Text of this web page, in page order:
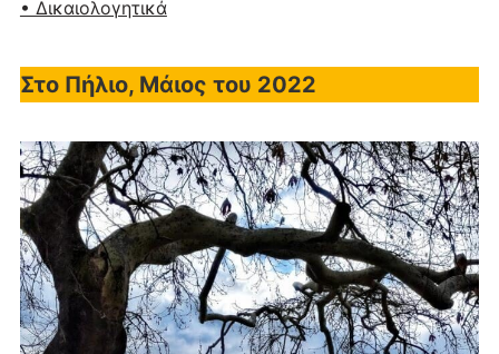
• Δικαιολογητικά
Στο Πήλιο, Μάιος του 2022